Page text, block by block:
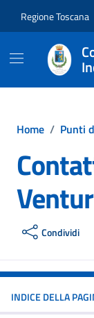
Regione Toscana
Home / Punti
Condividi
INDICE DELLA